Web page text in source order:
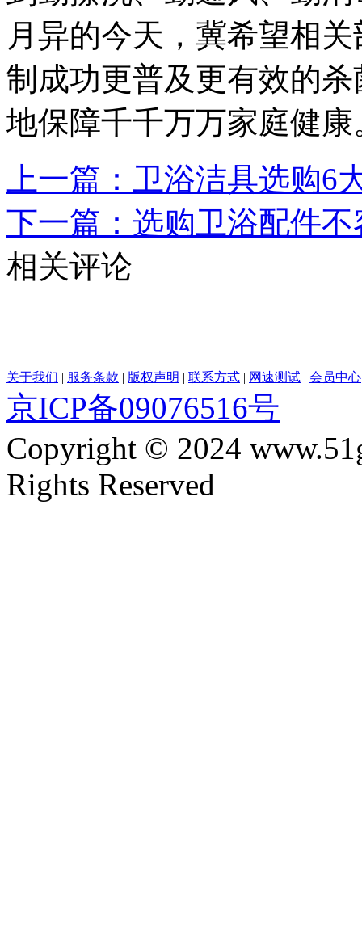
月异的今天，冀希望相
制成功更普及更有效的
地保障千千万万家庭健康
上一篇：卫浴洁具选购6
下一篇：选购卫浴配件
相关评论
关于我们 | 服务条款 | 版权声明 | 联系方式 | 网速测试 | 会员中心
京ICP备09076516号
Copyright © 2024
Rights Reserved